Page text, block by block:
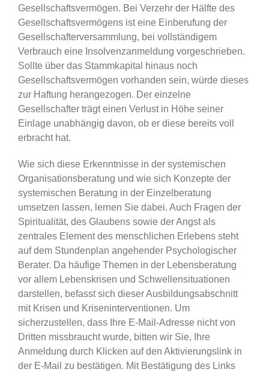
Gesellschaftsvermögen. Bei Verzehr der Hälfte des
Gesellschaftsvermögens ist eine Einberufung der
Gesellschafterversammlung, bei vollständigem
Verbrauch eine Insolvenzanmeldung vorgeschrieben.
Sollte über das Stammkapital hinaus noch
Gesellschaftsvermögen vorhanden sein, würde dieses
zur Haftung herangezogen. Der einzelne
Gesellschafter trägt einen Verlust in Höhe seiner
Einlage unabhängig davon, ob er diese bereits voll
erbracht hat.
Wie sich diese Erkenntnisse in der systemischen
Organisationsberatung und wie sich Konzepte der
systemischen Beratung in der Einzelberatung
umsetzen lassen, lernen Sie dabei. Auch Fragen der
Spiritualität, des Glaubens sowie der Angst als
zentrales Element des menschlichen Erlebens steht
auf dem Stundenplan angehender Psychologischer
Berater. Da häufige Themen in der Lebensberatung
vor allem Lebenskrisen und Schwellensituationen
darstellen, befasst sich dieser Ausbildungsabschnitt
mit Krisen und Kriseninterventionen. Um
sicherzustellen, dass Ihre E-Mail-Adresse nicht von
Dritten missbraucht wurde, bitten wir Sie, Ihre
Anmeldung durch Klicken auf den Aktivierungslink in
der E-Mail zu bestätigen. Mit Bestätigung des Links